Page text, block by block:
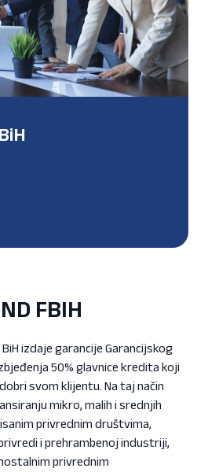
FBIH
izdaje garancije Garancijskog
50% glavnice kredita koji
svom klijentu. Na taj način
mikro, malih i srednjih
privrednim društvima,
i prehrambenoj industriji,
privrednim